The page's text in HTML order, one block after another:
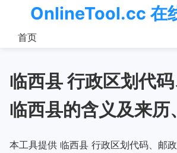
OnlineTool.cc 在
首页
临西县的含义及来历
本工具提供 临西县 行政区划代码、邮